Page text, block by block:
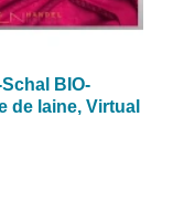
BIO-
de laine, Virtual